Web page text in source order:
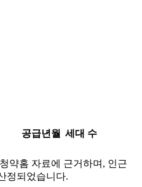
공급년월 세대 수
약홈 자료에 근거하며, 인근
정되었습니다.